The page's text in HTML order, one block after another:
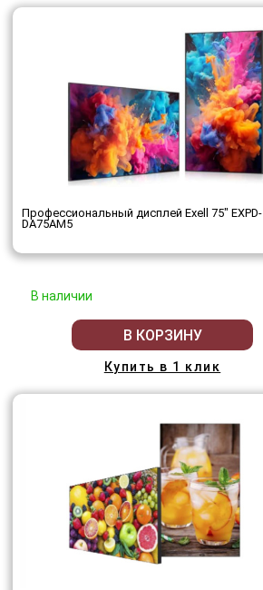
Профессиональный дисплей Exell 75" EXPD-
DA75AM5
В наличии
В КОРЗИНУ
Купить в 1 клик